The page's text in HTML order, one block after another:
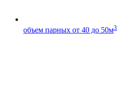
объем парных от 40 до 50м3